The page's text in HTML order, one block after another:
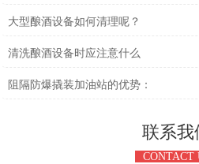
大型酿酒设备如何清理呢？
清洗酿酒设备时应注意什么
阻隔防爆撬装加油站的优势：
联系我
CONTACT